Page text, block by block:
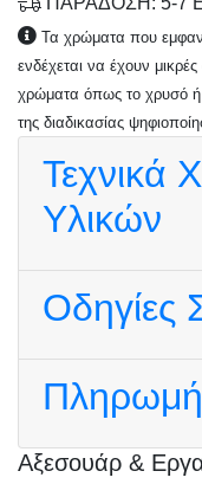
Τα χρώματα που
ενδέχεται να έχουν
χρώματα όπως το χρυσό ή
της διαδικασίας
Τεχνικά
Υλικών
Οδηγίες
Πληρωμή
Αξεσουάρ &